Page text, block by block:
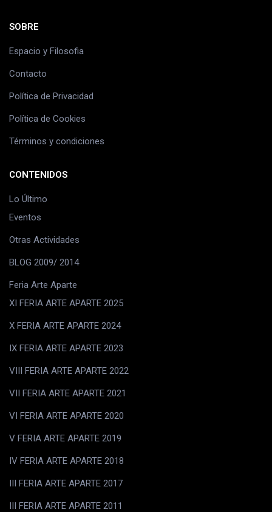
SOBRE
Espacio y Filosofia
Contacto
Política de Privacidad
Política de Cookies
Términos y condiciones
CONTENIDOS
Lo Último
Eventos
Otras Actividades
BLOG 2009/ 2014
Feria Arte Aparte
XI FERIA ARTE APARTE 2025
X FERIA ARTE APARTE 2024
IX FERIA ARTE APARTE 2023
VIII FERIA ARTE APARTE 2022
VII FERIA ARTE APARTE 2021
VI FERIA ARTE APARTE 2020
V FERIA ARTE APARTE 2019
IV FERIA ARTE APARTE 2018
III FERIA ARTE APARTE 2017
III FERIA ARTE APARTE 2011